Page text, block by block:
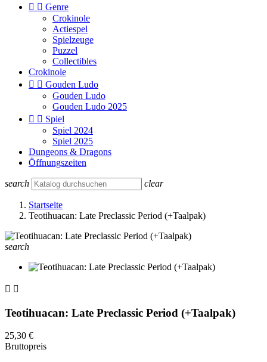
  Genre
Crokinole
Actiespel
Spielzeuge
Puzzel
Collectibles
Crokinole
  Gouden Ludo
Gouden Ludo
Gouden Ludo 2025
  Spiel
Spiel 2024
Spiel 2025
Dungeons & Dragons
Öffnungszeiten
search clear
Startseite
Teotihuacan: Late Preclassic Period (+Taalpak)
search
 
Teotihuacan: Late Preclassic Period (+Taalpak)
25,30 €
Bruttopreis